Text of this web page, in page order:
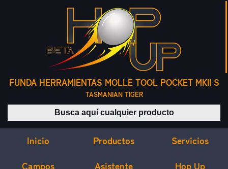
FUNDA HERRAMIENTAS MOLLE TOOL POCKET MKII S
TASMANIAN TIGER
Buscar productos
Inicio Productos Servicios
Campos Asistente Hop Up